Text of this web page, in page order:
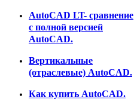
AutoCAD LT- сравнение
с полной версией
AutoCAD.
Вертикальные
(отраслевые) AutoCAD.
Как купить AutoCAD.